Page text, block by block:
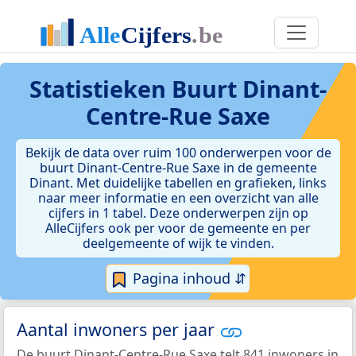
Statistieken Buurt Dinant-
Centre-Rue Saxe
Bekijk de data over ruim 100 onderwerpen voor de
buurt Dinant-Centre-Rue Saxe in de gemeente
Dinant. Met duidelijke tabellen en grafieken, links
naar meer informatie en een overzicht van alle
cijfers in 1 tabel. Deze onderwerpen zijn op
AlleCijfers ook per voor de gemeente en per
deelgemeente of wijk te vinden.
Pagina inhoud ⇵
Aantal inwoners per jaar